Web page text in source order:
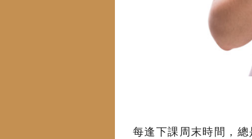
每逢下課周末時間，